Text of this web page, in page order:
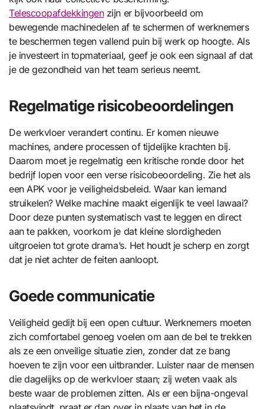
Telescoopafdekkingenzijn er bijvoorbeeld om
bewegende machinedelen af te schermen of werknemers
te beschermen tegen vallend puin bij werk op hoogte. Als
je investeert in topmateriaal, geef je ook een signaal af dat
je de gezondheid van het team serieus neemt.
Regelmatige risicobeoordelingen
De werkvloer verandert continu. Er komen nieuwe
machines, andere processen of tijdelijke krachten bij.
Daarom moet je regelmatig een kritische ronde door het
bedrijf lopen voor een verse risicobeoordeling. Zie het als
een APK voor je veiligheidsbeleid. Waar kan iemand
struikelen? Welke machine maakt eigenlijk te veel lawaai?
Door deze punten systematisch vast te leggen en direct
aan te pakken, voorkom je dat kleine slordigheden
uitgroeien tot grote drama’s. Het houdt je scherp en zorgt
dat je niet achter de feiten aanloopt.
Goede communicatie
Veiligheid gedijt bij een open cultuur. Werknemers moeten
zich comfortabel genoeg voelen om aan de bel te trekken
als ze een onveilige situatie zien, zonder dat ze bang
hoeven te zijn voor een uitbrander. Luister naar de mensen
die dagelijks op de werkvloer staan; zij weten vaak als
beste waar de problemen zitten. Als er een bijna-ongeval